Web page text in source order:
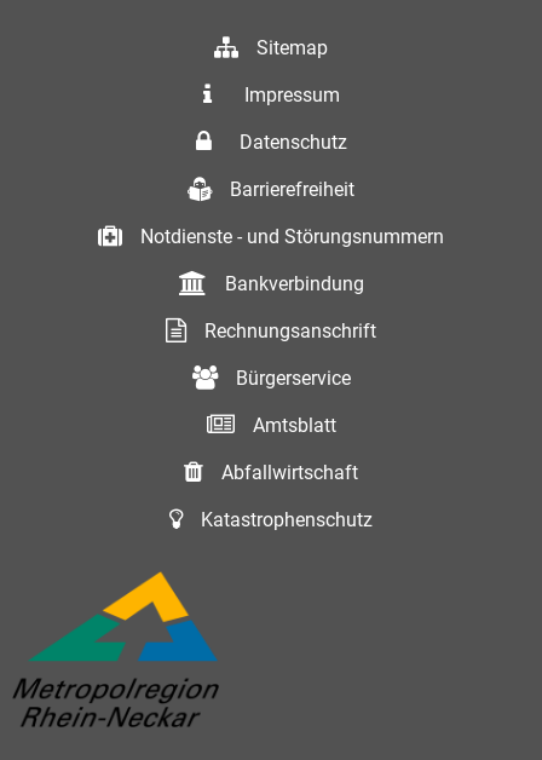
Sitemap
Impressum
Datenschutz
Barrierefreiheit
Notdienste - und Störungsnummern
Bankverbindung
Rechnungsanschrift
Bürgerservice
Amtsblatt
Abfallwirtschaft
Katastrophenschutz